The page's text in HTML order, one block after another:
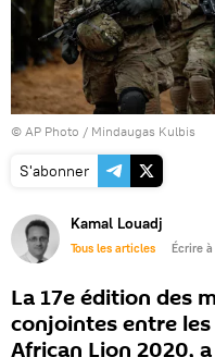
© AP Photo / Mindaugas Kulbis
S'abonner
Kamal Louadj
Tous les articles Écrire
La 17e édition des
conjointes entre
African Lion 2020,